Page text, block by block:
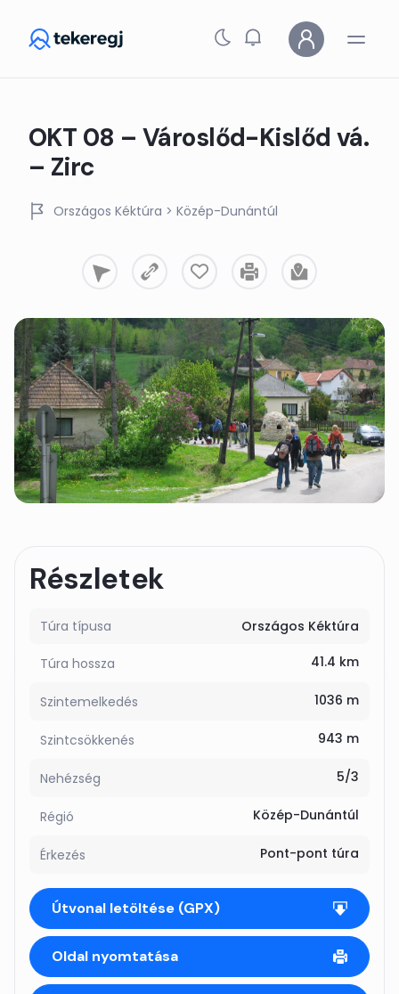
OKT 08 – Városlőd-Kislőd vá.
– Zirc
Országos Kéktúra > Közép-Dunántúl
Részletek
Túra típusa Országos Kéktúra
Túra hossza 41.4 km
Szintemelkedés 1036 m
Szintcsökkenés 943 m
Nehézség 5/3
Régió Közép-Dunántúl
Érkezés Pont-pont túra
Útvonal letöltése (GPX)
Oldal nyomtatása